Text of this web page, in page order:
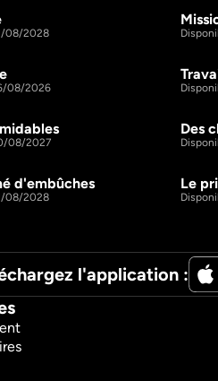
08/2028 S7 E3
08/2026 S8 E3
08/2027 S9 E19
Des
d'embûches
08/2028 S10 E3
Le
l'application :